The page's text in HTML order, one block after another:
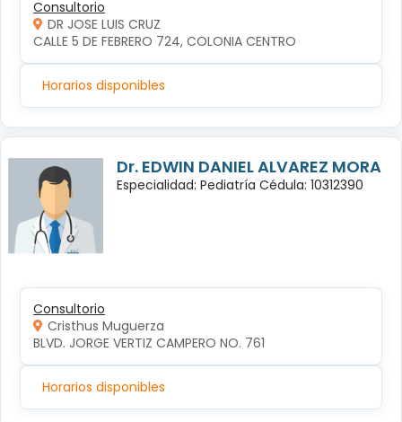
Consultorio
DR JOSE LUIS CRUZ
CALLE 5 DE FEBRERO 724, COLONIA CENTRO
Horarios disponibles
Dr. EDWIN DANIEL ALVAREZ MORA
Especialidad: Pediatría Cédula: 10312390
Consultorio
Cristhus Muguerza
BLVD. JORGE VERTIZ CAMPERO NO. 761
Horarios disponibles